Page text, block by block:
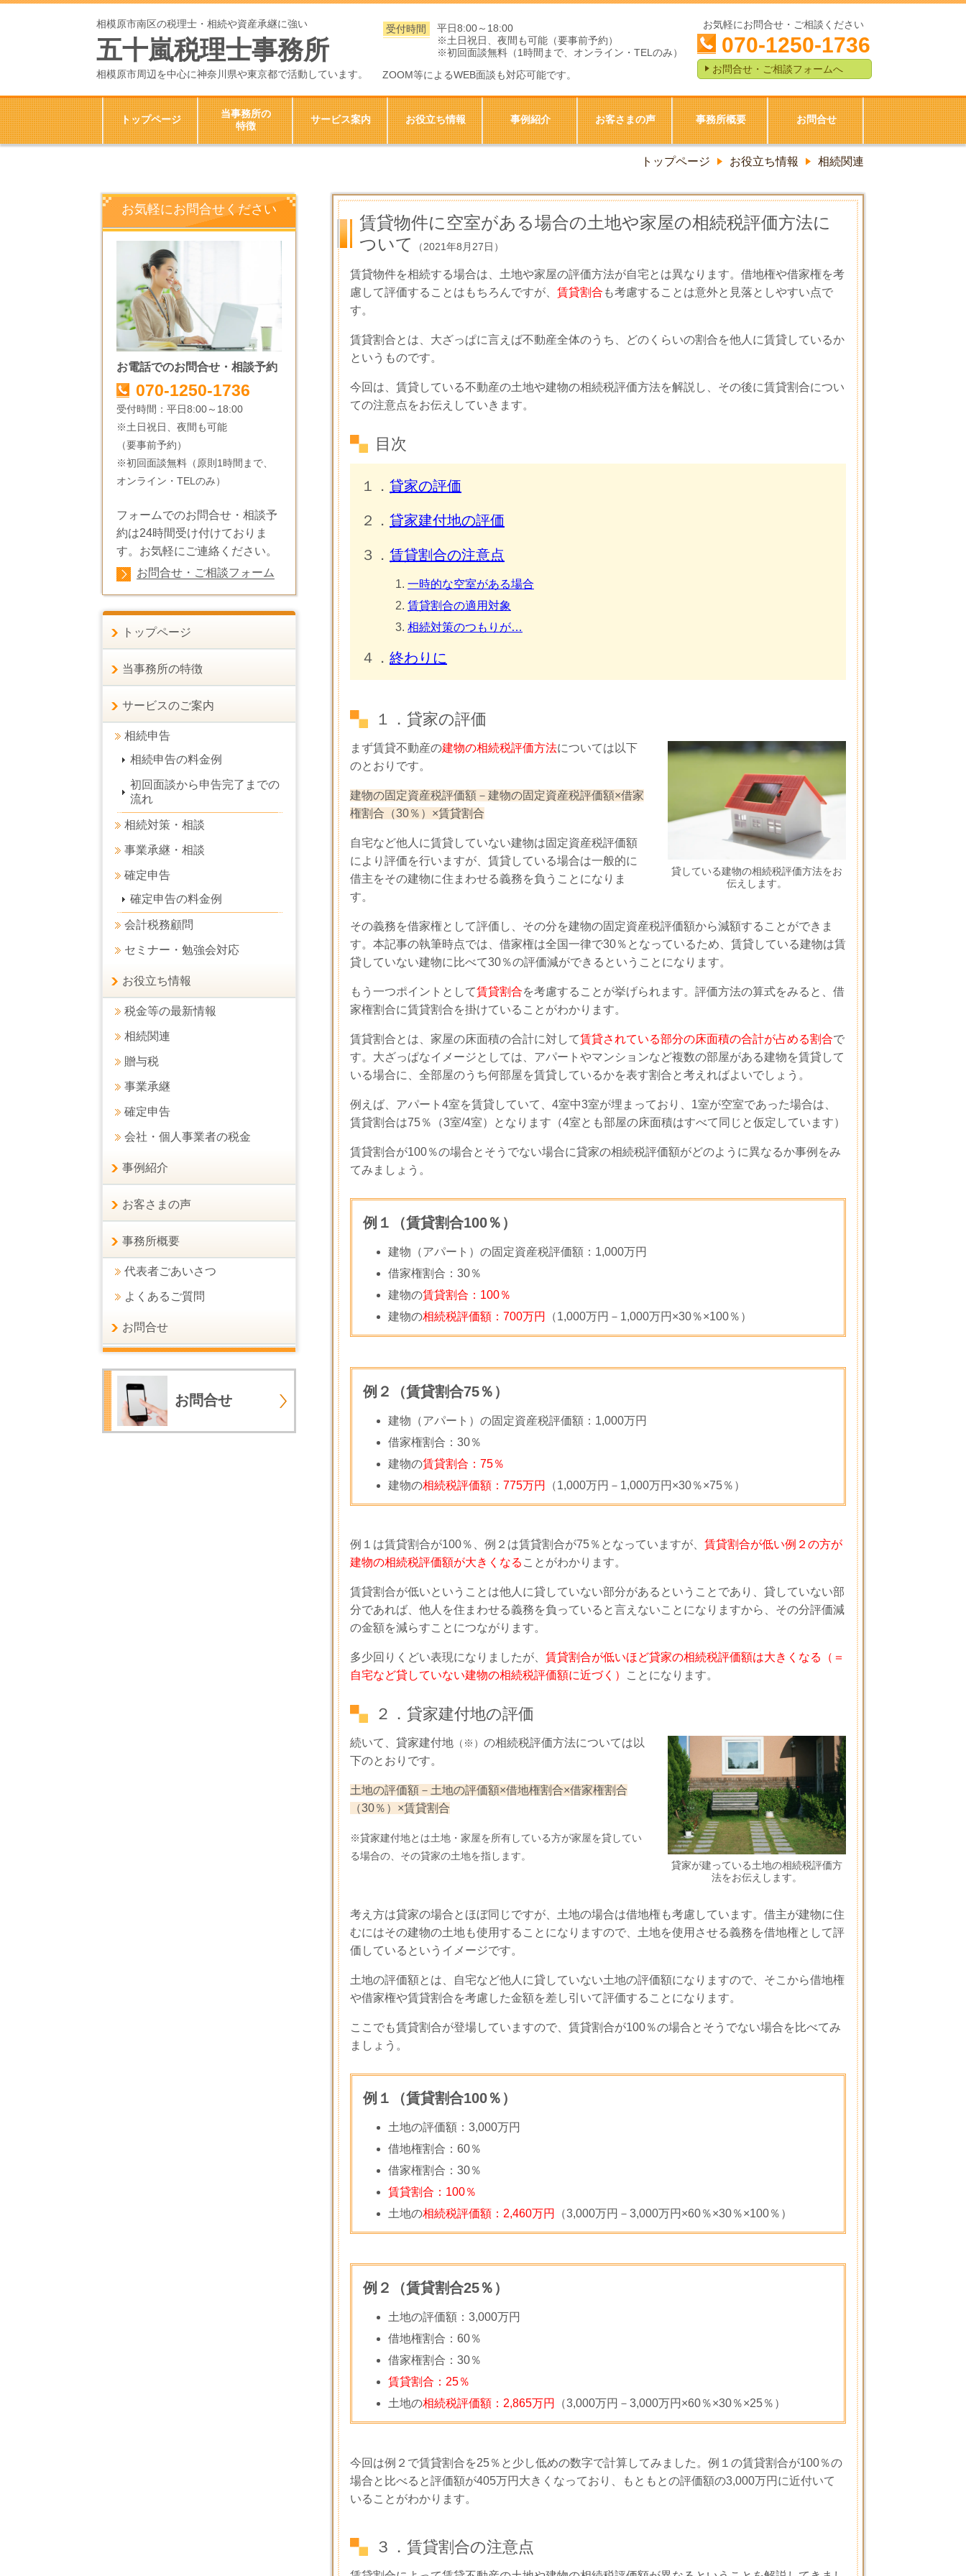
相模原市南区の税理士・相続や資産承継に強い
五十嵐税理士事務所
相模原市周辺を中心に神奈川県や東京都で活動しています。
受付時間
平日8:00～18:00
※土日祝日、夜間も可能（要事前予約）
※初回面談無料（1時間まで、オンライン・TELのみ）
ZOOM等によるWEB面談も対応可能です。
お気軽にお問合せ・ご相談ください
070-1250-1736
お問合せ・ご相談フォームへ
トップページ
当事務所の
特徴
サービス案内 お役立ち情報 事例紹介 お客さまの声 事務所概要 お問合せ
トップページ お役立ち情報 相続関連
賃貸物件に空室がある場合の土地や家屋の相続税評価方法に
ついて
（2021年8月27日）
賃貸物件を相続する場合は、土地や家屋の評価方法が自宅とは異なります。借地権や借家権を考
慮して評価することはもちろんですが、 賃貸割合 も考慮することは意外と見落としやすい点で
す。
賃貸割合とは、大ざっぱに言えば不動産全体のうち、どのくらいの割合を他人に賃貸しているか
というものです。
今回は、賃貸している不動産の土地や建物の相続税評価方法を解説し、その後に賃貸割合につい
ての注意点をお伝えしていきます。
目次
１． 貸家の評価
２． 貸家建付地の評価
３． 賃貸割合の注意点
一時的な空室がある場合
賃貸割合の適用対象
相続対策のつもりが…
４． 終わりに
１．貸家の評価
貸している建物の相続税評価方法をお
伝えします。
まず賃貸不動産の建物の相続税評価方法については以下
のとおりです。
建物の固定資産税評価額－建物の固定資産税評価額×借家
権割合（30％）×賃貸割合
自宅など他人に賃貸していない建物は固定資産税評価額
により評価を行いますが、賃貸している場合は一般的に
借主をその建物に住まわせる義務を負うことになりま
す。
その義務を借家権として評価し、その分を建物の固定資産税評価額から減額することができま
す。本記事の執筆時点では、借家権は全国一律で30％となっているため、賃貸している建物は賃
貸していない建物に比べて30％の評価減ができるということになります。
もう一つポイントとして賃貸割合を考慮することが挙げられます。評価方法の算式をみると、借
家権割合に賃貸割合を掛けていることがわかります。
賃貸割合とは、家屋の床面積の合計に対して賃貸されている部分の床面積の合計が占める割合で
す。大ざっぱなイメージとしては、アパートやマンションなど複数の部屋がある建物を賃貸して
いる場合に、全部屋のうち何部屋を賃貸しているかを表す割合と考えればよいでしょう。
例えば、アパート 4室を賃貸していて、 4室中3室が埋まっており、 1室が空室であった場合は、
賃貸割合は75％（3室/4室）となります（4室とも部屋の床面積はすべて同じと仮定しています）
賃貸割合が100％の場合とそうでない場合に貸家の相続税評価額がどのように異なるか事例をみ
てみましょう。
例１（賃貸割合100％）
建物（アパート）の固定資産税評価額： 1,000万円
借家権割合： 30％
建物の賃貸割合：100％
建物の相続税評価額：700万円 （1,000万円－ 1,000万円×30％×100％）
例２（賃貸割合75％）
建物（アパート）の固定資産税評価額： 1,000万円
借家権割合： 30％
建物の賃貸割合：75％
建物の相続税評価額：775万円 （1,000万円－ 1,000万円×30％×75％）
例１は賃貸割合が100％、例２は賃貸割合が75％となっていますが、 賃貸割合が低い例２の方が
建物の相続税評価額が大きくなる ことがわかります。
賃貸割合が低いということは他人に貸していない部分があるということであり、貸していない部
分であれば、他人を住まわせる義務を負っていると言えないことになりますから、その分評価減
の金額を減らすことにつながります。
多少回りくどい表現になりましたが、 賃貸割合が低いほど貸家の相続税評価額は大きくなる（＝
自宅など貸していない建物の相続税評価額に近づく）
ことになります。
２．貸家建付地の評価
貸家が建っている土地の相続税評価方
法をお伝えします。
続いて、貸家建付地 （※） の相続税評価方法については以
下のとおりです。
土地の評価額－土地の評価額×借地権割合×借家権割合
（30％）×賃貸割合
※貸家建付地とは土地・家屋を所有している方が家屋を貸してい
る場合の、その貸家の土地を指します。
考え方は貸家の場合とほぼ同じですが、土地の場合は借地権も考慮しています。借主が建物に住
むにはその建物の土地も使用することになりますので、土地を使用させる義務を借地権として評
価しているというイメージです。
土地の評価額とは、自宅など他人に貸していない土地の評価額になりますので、そこから借地権
や借家権や賃貸割合を考慮した金額を差し引いて評価することになります。
ここでも賃貸割合が登場していますので、賃貸割合が100％の場合とそうでない場合を比べてみ
ましょう。
例１（賃貸割合100％）
土地の評価額： 3,000万円
借地権割合： 60％
借家権割合： 30％
賃貸割合：100％
土地の相続税評価額：2,460万円 （3,000万円－ 3,000万円×60％×30％×100％）
例２（賃貸割合25％）
土地の評価額： 3,000万円
借地権割合： 60％
借家権割合： 30％
賃貸割合：25％
土地の相続税評価額：2,865万円 （3,000万円－ 3,000万円×60％×30％×25％）
今回は例２で賃貸割合を25％と少し低めの数字で計算してみました。例１の賃貸割合が100％の
場合と比べると評価額が405万円大きくなっており、もともとの評価額の3,000万円に近付いて
いることがわかります。
３．賃貸割合の注意点
お気軽にお問合せください
お電話でのお問合せ・相談予約
070-1250-1736
受付時間：平日8:00～18:00
※土日祝日、夜間も可能
（要事前予約）
※初回面談無料（原則1時間まで、
オンライン・TELのみ）
フォームでのお問合せ・相談予
約は24時間受け付けておりま
す。お気軽にご連絡ください。
お問合せ・ご相談フォーム
トップページ
当事務所の特徴
サービスのご案内
相続申告
相続申告の料金例
初回面談から申告完了までの
流れ
相続対策・相談
事業承継・相談
確定申告
確定申告の料金例
会計税務顧問
セミナー・勉強会対応
お役立ち情報
税金等の最新情報
相続関連
贈与税
事業承継
確定申告
会社・個人事業者の税金
事例紹介
お客さまの声
事務所概要
代表者ごあいさつ
よくあるご質問
お問合せ
お問合せ